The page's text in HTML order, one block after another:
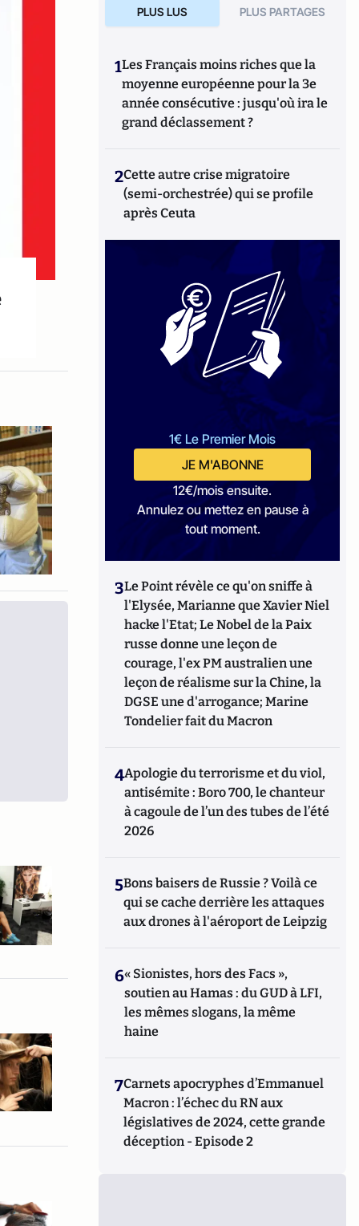
PLUS LUS PLUS PARTAGES
1Les Français moins riches que la
moyenne européenne pour la 3e
année consécutive : jusqu'où ira le
grand déclassement ?
2Cette autre crise migratoire
(semi-orchestrée) qui se profile
après Ceuta
1€ Le Premier Mois
JE M'ABONNE
12€/mois ensuite.
Annulez ou mettez en pause à
tout moment.
3Le Point révèle ce qu'on sniffe à
l'Elysée, Marianne que Xavier Niel
hacke l'Etat; Le Nobel de la Paix
russe donne une leçon de
courage, l'ex PM australien une
leçon de réalisme sur la Chine, la
DGSE une d'arrogance; Marine
Tondelier fait du Macron
4Apologie du terrorisme et du viol,
antisémite : Boro 700, le chanteur
à cagoule de l’un des tubes de l’été
2026
5Bons baisers de Russie ? Voilà ce
qui se cache derrière les attaques
aux drones à l'aéroport de Leipzig
6« Sionistes, hors des Facs »,
soutien au Hamas : du GUD à LFI,
les mêmes slogans, la même
haine
7Carnets apocryphes d’Emmanuel
Macron : l’échec du RN aux
législatives de 2024, cette grande
déception - Episode 2